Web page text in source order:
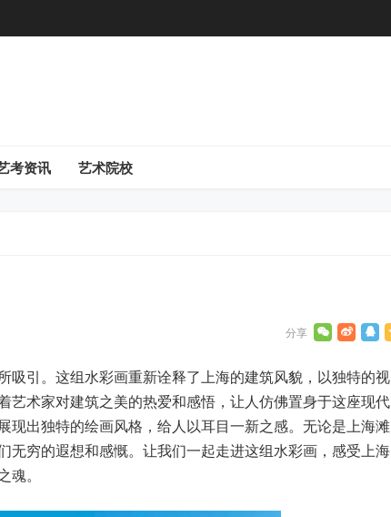
考资讯 艺术院校
吸引。这组水彩画重新诠释了上海的建筑风貌，以独特的视
艺术家对建筑之美的热爱和感悟，让人仿佛置身于这座现代
出独特的绘画风格，给人以耳目一新之感。无论是上海滩
无穷的遐想和感慨。让我们一起走进这组水彩画，感受上海
。